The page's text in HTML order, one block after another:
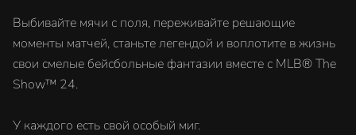
Выбивайте мячи с поля, переживайте решающие
моменты матчей, станьте легендой и воплотите в жизнь
свои смелые бейсбольные фантазии вместе с MLB® The
Show™ 24.
У каждого есть свой особый миг.